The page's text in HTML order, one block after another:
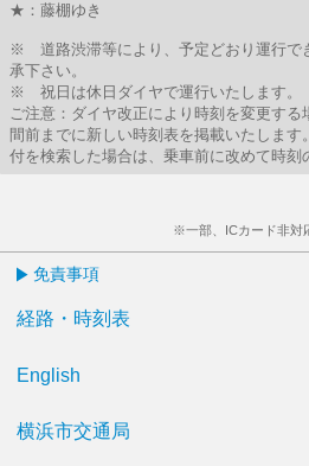
★：藤棚ゆき
※ 道路渋滞等により、予定どおり運行で
承下さい。
※ 祝日は休日ダイヤで運行いたします。
ご注意：ダイヤ改正により時刻を変更する
間前までに新しい時刻表を掲載いたします
付を検索した場合は、乗車前に改めて時刻
※一部、ICカード非対
免責事項
経路・時刻表
English
横浜市交通局